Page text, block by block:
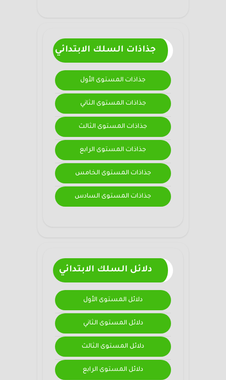
جذاذات السلك الابتدائي
جذاذات المستوى الأول
جذاذات المستوى الثاني
جذاذات المستوى الثالث
جذاذات المستوى الرابع
جذاذات المستوى الخامس
جذاذات المستوى السادس
دلائل السلك الابتدائي
دلائل المستوى الأول
دلائل المستوى الثاني
دلائل المستوى الثالث
دلائل المستوى الرابع